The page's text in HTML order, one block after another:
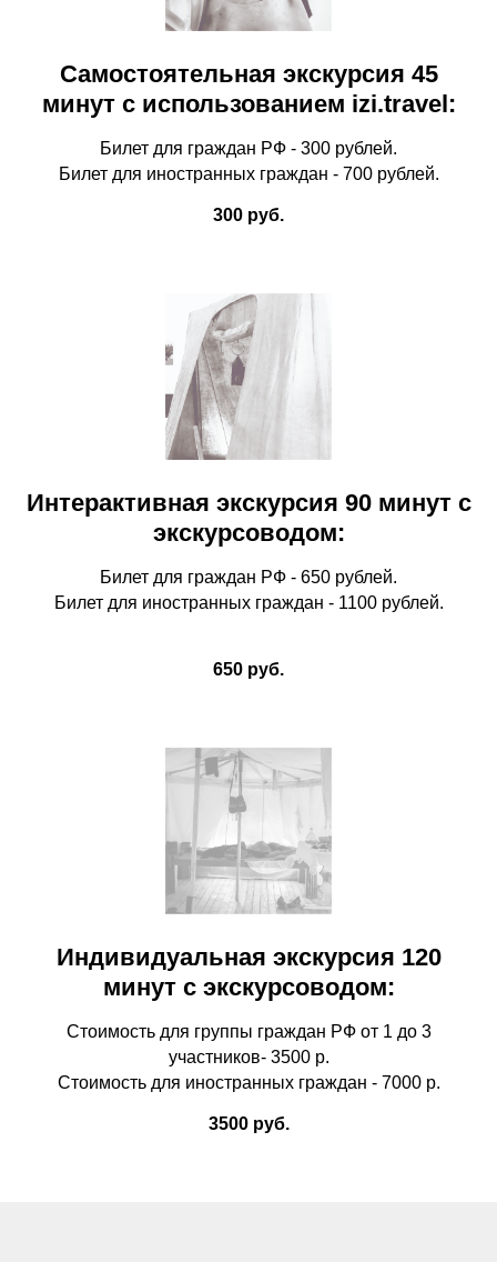
Самостоятельная экскурсия 45
минут с использованием izi.travel:
Билет для граждан РФ - 300 рублей.
Билет для иностранных граждан - 700 рублей.
300 руб.
Интерактивная экскурсия 90 минут с
экскурсоводом:
Билет для граждан РФ - 650 рублей.
Билет для иностранных граждан - 1100 рублей.
650 руб.
Индивидуальная экскурсия 120
минут с экскурсоводом:
Стоимость для группы граждан РФ от 1 до 3
участников- 3500 р.
Стоимость для иностранных граждан - 7000 р.
3500 руб.